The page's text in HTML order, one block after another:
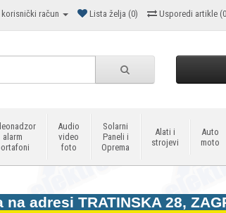
račun Lista želja (0) Usporedi artikle
alarm
Audio
video
foto
Solarni
Paneli i
Oprema
Alati i
strojevi
Auto
moto
na adresi TRATINSKA 28,